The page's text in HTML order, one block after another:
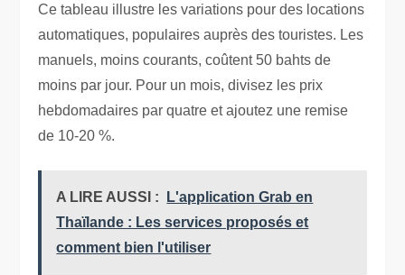
Ce tableau illustre les variations pour des locations
automatiques, populaires auprès des touristes. Les
manuels, moins courants, coûtent 50 bahts de
moins par jour. Pour un mois, divisez les prix
hebdomadaires par quatre et ajoutez une remise
de 10-20 %.
A LIRE AUSSI :
L'application Grab en
Thaïlande : Les services proposés et
comment bien l'utiliser